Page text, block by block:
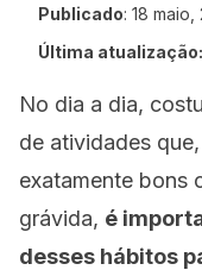
Publicado: 18 maio,
Última atualização:
No dia a dia,
de atividades
exatamente bons
grávida, é
desses hábitos